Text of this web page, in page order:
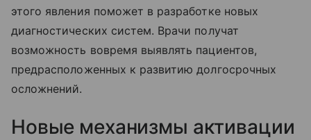
этого явления поможет в разработке новых
диагностических систем. Врачи получат
возможность вовремя выявлять пациентов,
предрасположенных к развитию долгосрочных
осложнений.
Новые механизмы активации